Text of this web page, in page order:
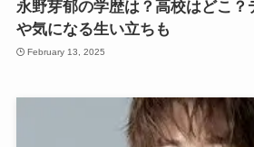
永野芽郁の学歴は？高校はどこ？
や気になる生い立ちも
February 13, 2025